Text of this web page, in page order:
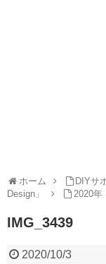
ホーム
DIYサ
Design」
2020
IMG_3439
2020/10/3